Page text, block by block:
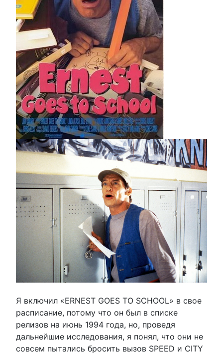
Я включил «ERNEST GOES TO SCHOOL» в свое
расписание, потому что он был в списке
релизов на июнь 1994 года, но, проведя
дальнейшие исследования, я понял, что они не
совсем пытались бросить вызов SPEED и CITY